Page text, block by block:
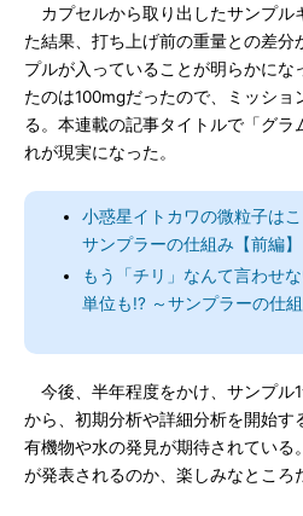
カプセルから取り出したサンプル
た結果、打ち上げ前の重量との差
プルが入っていることが明らかに
たのは100mgだったので、ミッショ
る。本連載の記事タイトルで「グラ
れが現実になった。
小惑星イトカワの微粒子は
サンプラーの仕組み【前編】
もう「チリ」なんて言わせ
単位も!? ～サンプラーの仕
今後、半年程度をかけ、サンプル
から、初期分析や詳細分析を開始す
有機物や水の発見が期待されている
が発表されるのか、楽しみなところ